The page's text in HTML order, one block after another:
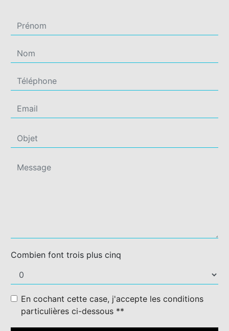
Combien font trois plus cinq
En cochant cette case, j'accepte les conditions
particulières ci-dessous **